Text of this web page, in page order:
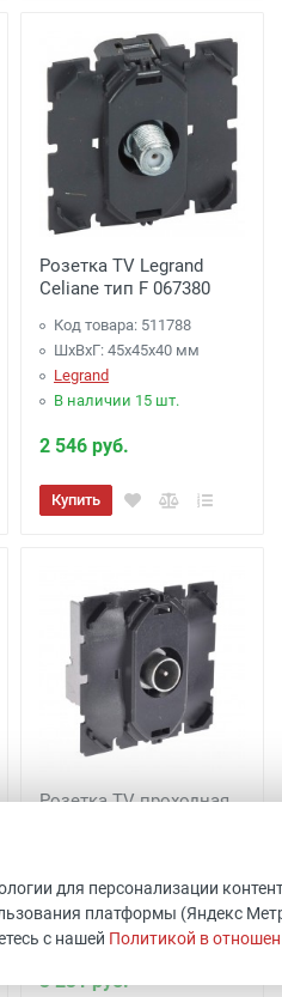
Розетка TV Legrand
Celiane тип F 067380
Код товара: 511788
ШхВхГ: 45x45x40 мм
Legrand
В наличии 15 шт.
2 546 руб.
Купить
Розетка TV проходная
ШхВхГ: 45x45x40 мм
Legrand
В наличии 9 шт.
3 231 руб.
для персонализации
платформы (Яндекс
с нашей Политикой в